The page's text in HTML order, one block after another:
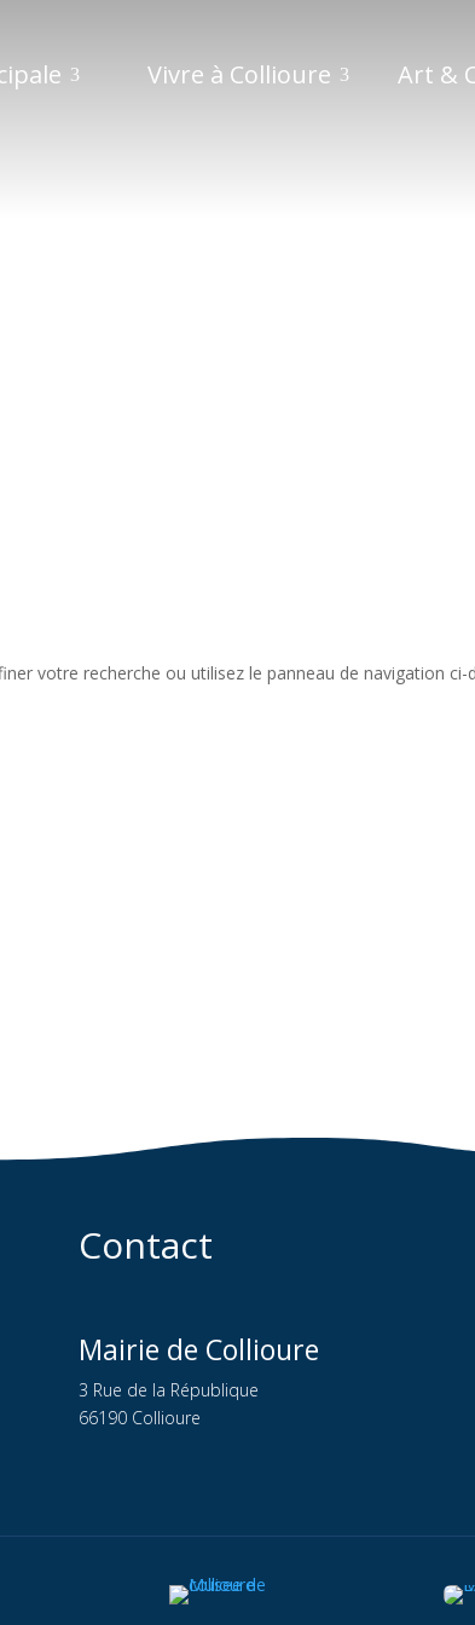
Vivre à Collioure Art &
votre recherche ou utilisez le panneau de navigation ci-
Contact
Mairie de Collioure
3 Rue de la République
66190 Collioure